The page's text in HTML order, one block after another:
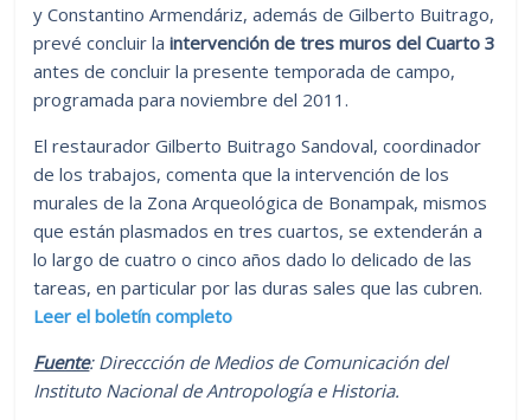
y Constantino Armendáriz, además de Gilberto Buitrago,
prevé concluir laintervención de tres muros del Cuarto 3
antes de concluir la presente temporada de campo,
programada para noviembre del 2011.
El restaurador Gilberto Buitrago Sandoval, coordinador
de los trabajos, comenta que la intervención de los
murales de la Zona Arqueológica de Bonampak, mismos
que están plasmados en tres cuartos, se extenderán a
lo largo de cuatro o cinco años dado lo delicado de las
tareas, en particular por las duras sales que las cubren.
Leer el boletín completo
Fuente: Direccción de Medios de Comunicación del
Instituto Nacional de Antropología e Historia.